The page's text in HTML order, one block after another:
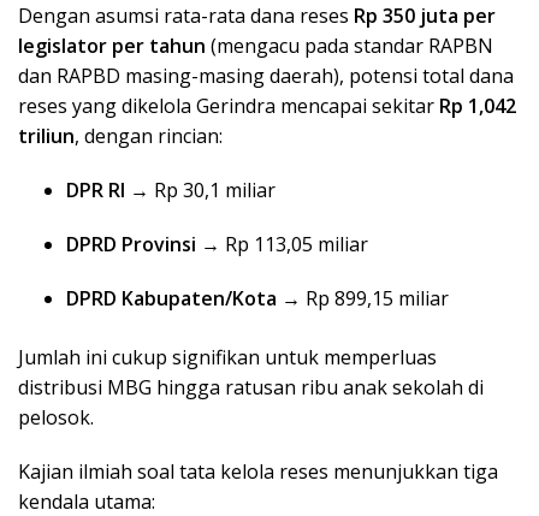
Dengan asumsi rata-rata dana reses Rp 350 juta per
legislator per tahun (mengacu pada standar RAPBN
dan RAPBD masing-masing daerah), potensi total dana
reses yang dikelola Gerindra mencapai sekitar Rp 1,042
triliun, dengan rincian:
DPR RI → Rp 30,1 miliar
DPRD Provinsi → Rp 113,05 miliar
DPRD Kabupaten/Kota → Rp 899,15 miliar
Jumlah ini cukup signifikan untuk memperluas
distribusi MBG hingga ratusan ribu anak sekolah di
pelosok.
Kajian ilmiah soal tata kelola reses menunjukkan tiga
kendala utama: